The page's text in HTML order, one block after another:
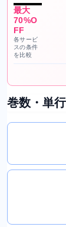
最大
70%O
FF
各サービ
スの条件
を比較
巻数・単